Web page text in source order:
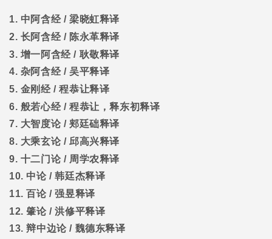
1. 中阿含经/梁晓虹释译
2. 长阿含经/ 陈永革释译
3. 增一阿含经/ 耿敬释译
4. 杂阿含经/吴平释译
5. 金刚经/程恭让释译
6. 般若心经/程恭让，释东初释译
7. 大智度论/郏廷础释译
8. 大乘玄论/邱高兴释译
9. 十二门论/ 周学农释译
10. 中论/韩廷杰释译
11.百论/强昱释译
12.肇论/洪修平释译
13.辩中边论/ 魏德东释译